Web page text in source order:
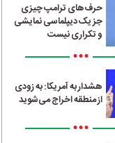
حرف‌های ترامپ چیزی
جز یک دیپلماسی نمایشی
و تکراری نیست
•••
هشدار به آمریکا: به زودی
از منطقه اخراج می‌شوید
•••